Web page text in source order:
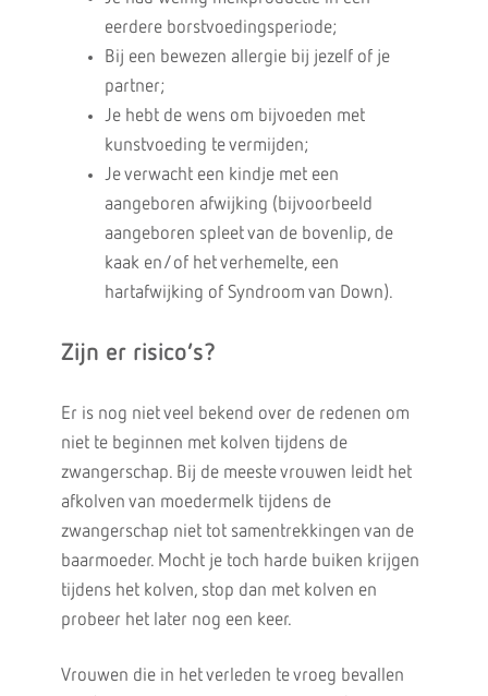
eerdere borstvoedingsperiode;
Bij een bewezen allergie bij jezelf of je
partner;
Je hebt de wens om bijvoeden met
kunstvoeding te vermijden;
Je verwacht een kindje met een
aangeboren afwijking (bijvoorbeeld
aangeboren spleet van de bovenlip, de
kaak en/of het verhemelte, een
hartafwijking of Syndroom van Down).
Zijn er risico’s?
Er is nog niet veel bekend over de redenen om
niet te beginnen met kolven tijdens de
zwangerschap. Bij de meeste vrouwen leidt het
afkolven van moedermelk tijdens de
zwangerschap niet tot samentrekkingen van de
baarmoeder. Mocht je toch harde buiken krijgen
tijdens het kolven, stop dan met kolven en
probeer het later nog een keer.
Vrouwen die in het verleden te vroeg bevallen